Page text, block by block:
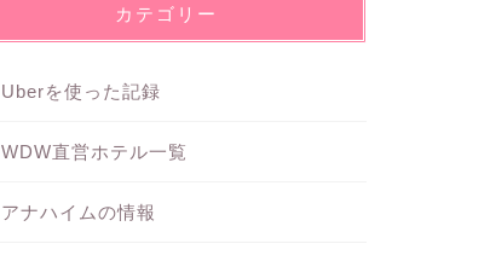
カテゴリー
Uberを使った記録
WDW直営ホテル一覧
アナハイムの情報